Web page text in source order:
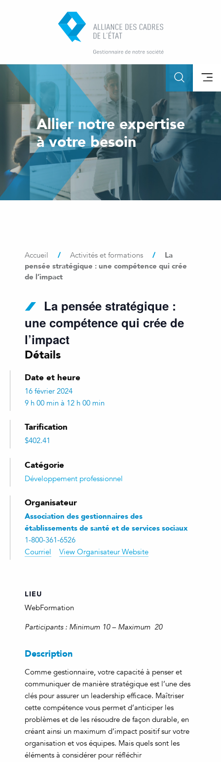
Allier notre expertise
à votre besoin
Accueil / Activités et formations /
La
pensée stratégique : une compétence qui crée
de l’impact
La pensée stratégique :
une compétence qui crée de
l’impact
Détails
Date et heure
16 février 2024
9 h 00 min à 12 h 00 min
Tarification
$402.41
Catégorie
Développement professionnel
Organisateur
Association des gestionnaires des
établissements de santé et de services sociaux
1-800-361-6526
Courriel
View Organisateur Website
LIEU
WebFormation
Participants : Minimum 10 – Maximum 20
Description
Comme gestionnaire, votre capacité à penser et
communiquer de manière stratégique est l’une des
clés pour assurer un leadership efficace. Maîtriser
cette compétence vous permet d’anticiper les
problèmes et de les résoudre de façon durable, en
créant ainsi un maximum d’impact positif sur votre
organisation et vos équipes. Mais quels sont les
éléments à considérer pour réfléchir